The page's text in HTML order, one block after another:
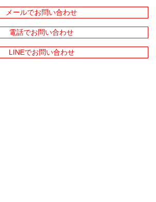
メールでお問い合わせ
電話でお問い合わせ
LINEでお問い合わせ